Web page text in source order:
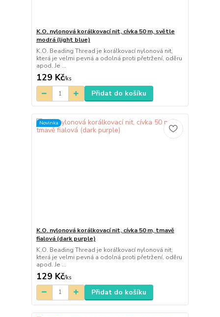
K.O. nylonová korálkovací nit, cívka 50 m, světle
modrá (light blue)
K.O. Beading Thread je korálkovací nylonová nit,
která je velmi pevná a odolná proti přetržení, oděru
apod. Je ...
129 Kč/ks
Přidat do košíku
Novinka
K.O. nylonová korálkovací nit, cívka 50 m, tmavě
fialová (dark purple)
K.O. Beading Thread je korálkovací nylonová nit,
která je velmi pevná a odolná proti přetržení, oděru
apod. Je ...
129 Kč/ks
Přidat do košíku